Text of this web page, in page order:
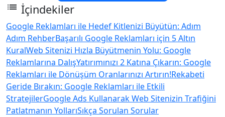
list İçindekiler
Google Reklamları ile Hedef Kitlenizi Büyütün: Adım
Adım RehberBaşarılı Google Reklamları için 5 Altın
KuralWeb Sitenizi Hızla Büyütmenin Yolu: Google
Reklamlarına DalışYatırımınızı 2 Katına Çıkarın: Google
Reklamları ile Dönüşüm Oranlarınızı Artırın!Rekabeti
Geride Bırakın: Google Reklamları ile Etkili
StratejilerGoogle Ads Kullanarak Web Sitenizin Trafiğini
Patlatmanın YollarıSıkça Sorulan Sorular